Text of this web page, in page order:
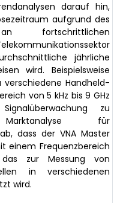
darauf hin,
aufgrund des
fortschrittlichen
jährliche
wird. Beispielsweise
Handheld-
von 5 kHz bis 9 GHz
zu
für
dass der VNA Master
einem Frequenzbereich
zur Messung von
in verschiedenen
wird.